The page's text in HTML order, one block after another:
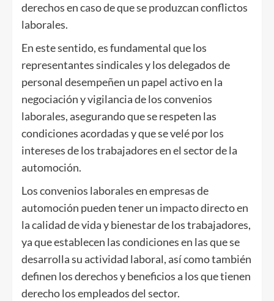
derechos en caso de que se produzcan conflictos
laborales.
En este sentido, es fundamental que los
representantes sindicales y los delegados de
personal desempeñen un papel activo en la
negociación y vigilancia de los convenios
laborales, asegurando que se respeten las
condiciones acordadas y que se velé por los
intereses de los trabajadores en el sector de la
automoción.
Los convenios laborales en empresas de
automoción pueden tener un impacto directo en
la calidad de vida y bienestar de los trabajadores,
ya que establecen las condiciones en las que se
desarrolla su actividad laboral, así como también
definen los derechos y beneficios a los que tienen
derecho los empleados del sector.